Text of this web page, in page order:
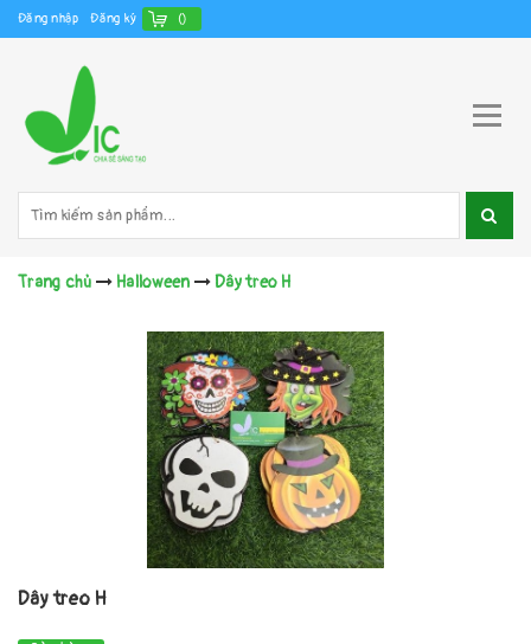
Đăng nhập Đăng ký ()
Trang chủ Halloween Dây treo H
Dây treo H